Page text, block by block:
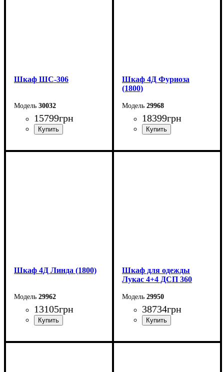
Шкаф ШС-306
30032
15799грн
Ширина: 150 см
Шкаф 4Д Фуриоза
(1800)
29968
18399грн
Ширина: 180 см
Шкаф 4Д Линда (1800)
29962
13105грн
Ширина: 180 см
Шкаф для одежды
Лукас 4+4 ДСП 360
29950
38734грн
Ширина: 360 см